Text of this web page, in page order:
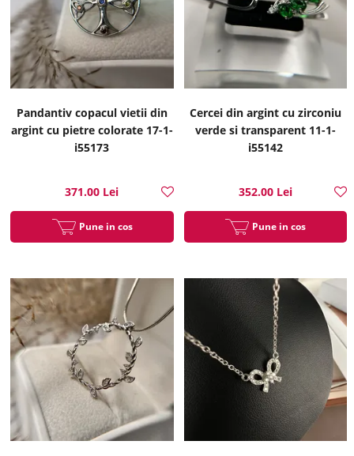
Pandantiv copacul vietii din
argint cu pietre colorate 17-1-
i55173
371.00 Lei
Pune in cos
Cercei din argint cu zirconiu
verde si transparent 11-1-
i55142
352.00 Lei
Pune in cos